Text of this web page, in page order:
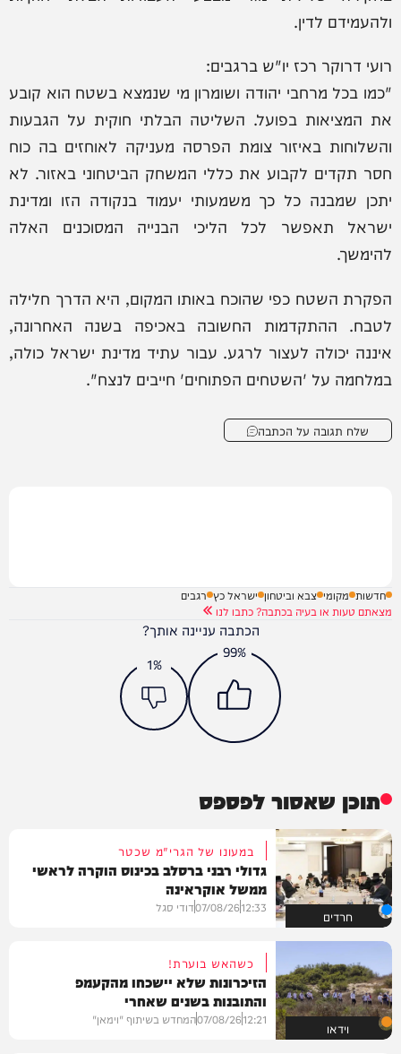
ולהעמידם לדין.
רועי דרוקר רכז יו"ש ברגבים:
"כמו בכל מרחבי יהודה ושומרון מי שנמצא בשטח הוא קובע
את המציאות בפועל. השליטה הבלתי חוקית על הגבעות
והשלוחות באיזור צומת הפרסה מעניקה לאוחזים בה כוח
חסר תקדים לקבוע את כללי המשחק הביטחוני באזור. לא
יתכן שמבנה כל כך משמעותי יעמוד בנקודה הזו ומדינת
ישראל תאפשר לכל הליכי הבנייה המסוכנים האלה
להימשך.
הפקרת השטח כפי שהוכח באותו המקום, היא הדרך חלילה
לטבח. ההתקדמות החשובה באכיפה בשנה האחרונה,
איננה יכולה לעצור לרגע. עבור עתיד מדינת ישראל כולה,
במלחמה על 'השטחים הפתוחים' חייבים לנצח".
שלח תגובה על הכתבה
חדשות מקומי צבא וביטחון ישראל כץ רגבים
מצאתם טעות או בעיה בכתבה? כתבו לנו
הכתבה עניינה אותך?
99%
1%
תוכן שאסור לפספס
חרדים
במעונו של הגרי"מ שכטר
גדולי רבני ברסלב בכינוס הוקרה לראשי
ממשל אוקראינה
12:33
07/08/26דודי סגל
וידאו
כשהאש בוערת!
הזיכרונות שלא יישכחו מהקעמפ
והתובנות בשנים שאחרי
12:21
07/08/26המחדש בשיתוף "וימאן"